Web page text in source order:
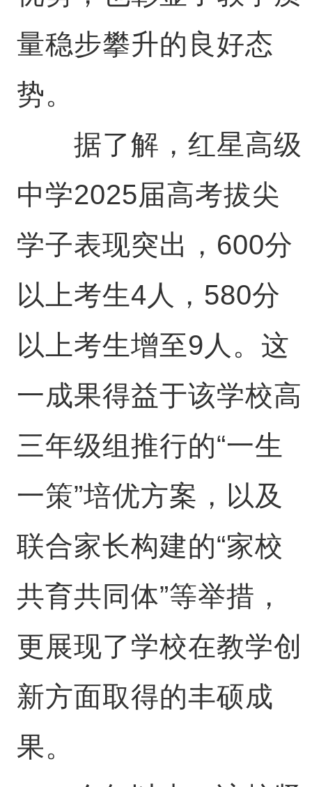
量稳步攀升的良好态
势。
据了解，红星高级
中学2025届高考拔尖
学子表现突出，600分
以上考生4人，580分
以上考生增至9人。这
一成果得益于该学校高
三年级组推行的“一生
一策”培优方案，以及
联合家长构建的“家校
共育共同体”等举措，
更展现了学校在教学创
新方面取得的丰硕成
果。